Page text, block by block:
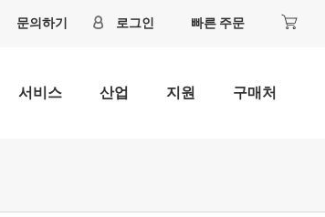
문의하기 로그인 빠른 주문
서비스 산업 지원 구매처